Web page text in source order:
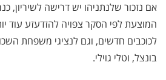
אם נזכור שלנתניהו יש דרישה לשיריון,
המוצעת לפי הסקר צפויה להזדעזע עוד
לכוכבים חדשים, וגם לנציגי משפחת
בונצל, וטלי גוילי.